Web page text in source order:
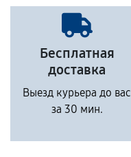
Бесплатная
доставка
Выезд курьера до вас
за 30 мин.